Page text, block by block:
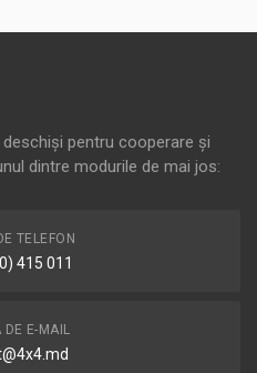
pentru cooperare și
dintre modurile de mai jos:
TELEFON
415 011
DE E-MAIL